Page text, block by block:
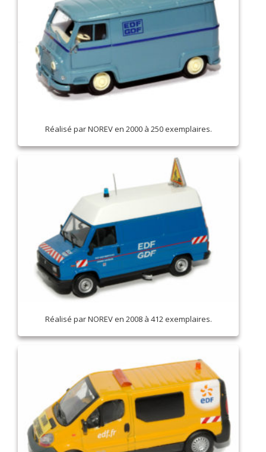
Réalisé par NOREV en 2000 à 250 exemplaires.
Réalisé par NOREV en 2008 à 412 exemplaires.